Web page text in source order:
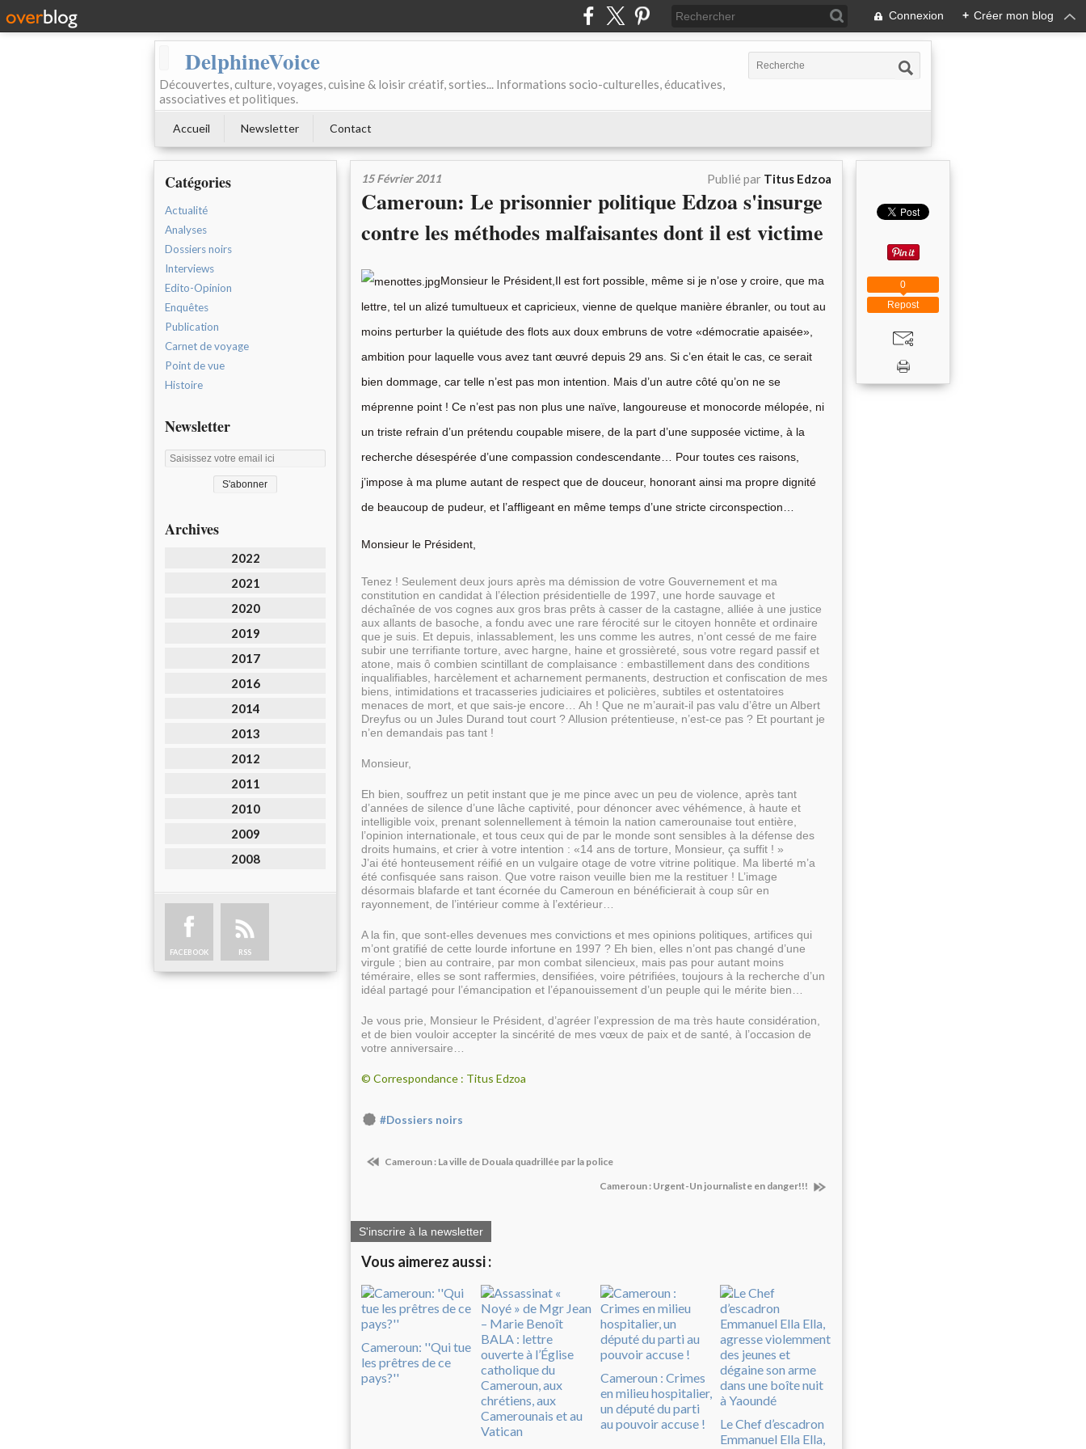
Connexion + Créer mon blog
DelphineVoice
Découvertes, culture, voyages, cuisine & loisir créatif, sorties... Informations socio-culturelles, éducatives,
associatives et politiques.
Accueil Newsletter Contact
Catégories
Actualité
Analyses
Dossiers noirs
Interviews
Edito-Opinion
Enquêtes
Publication
Carnet de voyage
Point de vue
Histoire
Newsletter
Archives
2022
2021
2020
2019
2017
2016
2014
2013
2012
2011
2010
2009
2008
FACEBOOK RSS
15 Février 2011 Publié par Titus Edzoa
Cameroun: Le prisonnier politique Edzoa s'insurge
contre les méthodes malfaisantes dont il est victime
Monsieur le Président,Il est fort possible, même si je n’ose y croire, que ma
lettre, tel un alizé tumultueux et capricieux, vienne de quelque manière ébranler, ou tout au
moins perturber la quiétude des flots aux doux embruns de votre «démocratie apaisée»,
ambition pour laquelle vous avez tant œuvré depuis 29 ans. Si c’en était le cas, ce serait
bien dommage, car telle n’est pas mon intention. Mais d’un autre côté qu’on ne se
méprenne point ! Ce n’est pas non plus une naïve, langoureuse et monocorde mélopée, ni
un triste refrain d’un prétendu coupable misere, de la part d’une supposée victime, à la
recherche désespérée d’une compassion condescendante… Pour toutes ces raisons,
j’impose à ma plume autant de respect que de douceur, honorant ainsi ma propre dignité
de beaucoup de pudeur, et l’affligeant en même temps d’une stricte circonspection…
Monsieur le Président,
Tenez ! Seulement deux jours après ma démission de votre Gouvernement et ma
constitution en candidat à l’élection présidentielle de 1997, une horde sauvage et
déchaînée de vos cognes aux gros bras prêts à casser de la castagne, alliée à une justice
aux allants de basoche, a fondu avec une rare férocité sur le citoyen honnête et ordinaire
que je suis. Et depuis, inlassablement, les uns comme les autres, n’ont cessé de me faire
subir une terrifiante torture, avec hargne, haine et grossièreté, sous votre regard passif et
atone, mais ô combien scintillant de complaisance : embastillement dans des conditions
inqualifiables, harcèlement et acharnement permanents, destruction et confiscation de mes
biens, intimidations et tracasseries judiciaires et policières, subtiles et ostentatoires
menaces de mort, et que sais-je encore… Ah ! Que ne m’aurait-il pas valu d’être un Albert
Dreyfus ou un Jules Durand tout court ? Allusion prétentieuse, n’est-ce pas ? Et pourtant je
n’en demandais pas tant !
Monsieur,
Eh bien, souffrez un petit instant que je me pince avec un peu de violence, après tant
d’années de silence d’une lâche captivité, pour dénoncer avec véhémence, à haute et
intelligible voix, prenant solennellement à témoin la nation camerounaise tout entière,
l’opinion internationale, et tous ceux qui de par le monde sont sensibles à la défense des
droits humains, et crier à votre intention : «14 ans de torture, Monsieur, ça suffit ! »
J’ai été honteusement réifié en un vulgaire otage de votre vitrine politique. Ma liberté m’a
été confisquée sans raison. Que votre raison veuille bien me la restituer ! L’image
désormais blafarde et tant écornée du Cameroun en bénéficierait à coup sûr en
rayonnement, de l’intérieur comme à l’extérieur…
A la fin, que sont-elles devenues mes convictions et mes opinions politiques, artifices qui
m’ont gratifié de cette lourde infortune en 1997 ? Eh bien, elles n’ont pas changé d’une
virgule ; bien au contraire, par mon combat silencieux, mais pas pour autant moins
téméraire, elles se sont raffermies, densifiées, voire pétrifiées, toujours à la recherche d’un
idéal partagé pour l’émancipation et l’épanouissement d’un peuple qui le mérite bien…
Je vous prie, Monsieur le Président, d’agréer l’expression de ma très haute considération,
et de bien vouloir accepter la sincérité de mes vœux de paix et de santé, à l’occasion de
votre anniversaire…
© Correspondance : Titus Edzoa
#Dossiers noirs
Cameroun : La ville de Douala quadrillée par la police
Cameroun : Urgent-Un journaliste en danger!!!
S'inscrire à la newsletter
Vous aimerez aussi :
Cameroun: ''Qui tue
les prêtres de ce
pays?''
Cameroun : Crimes
en milieu hospitalier,
un député du parti
au pouvoir accuse !
Le Chef d’escadron
Emmanuel Ella Ella,
Repost
0